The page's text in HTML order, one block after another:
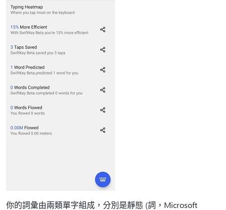
你的詞彙由兩類單字組成，分別是靜態 (詞，Microsoft